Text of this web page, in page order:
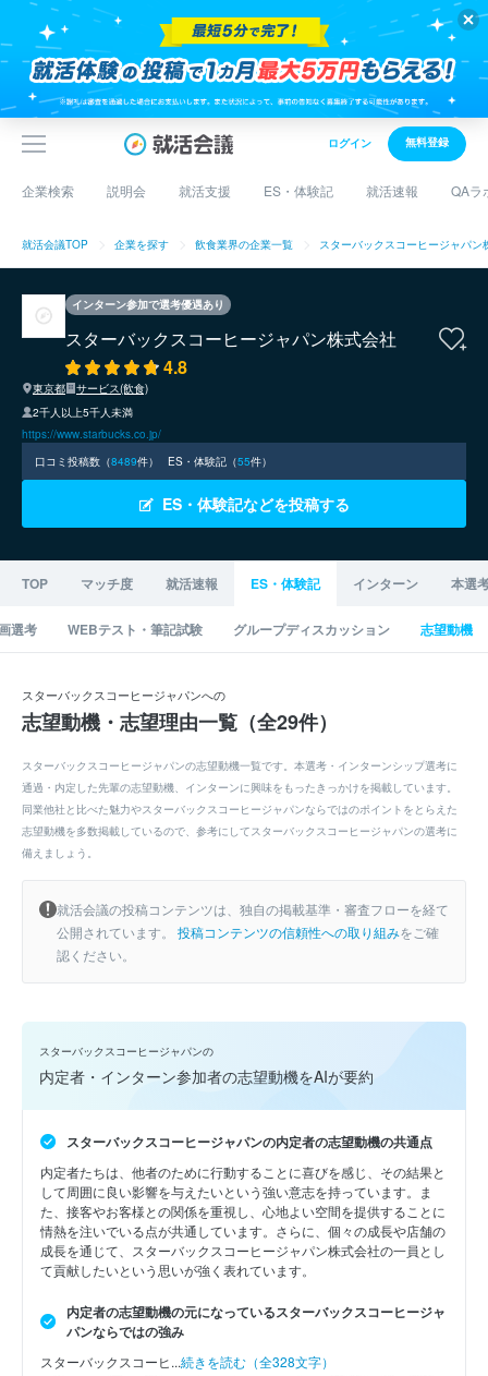
ログイン 無料登録
企業検索 説明会 就活支援 ES・体験記 就活速報 QAラ
就活会議TOP 企業を探す 飲食業界の企業一覧 スターバックスコーヒージャパン
インターン参加で選考優遇あり
スターバックスコーヒージャパン株式会社
4.8
東京都
サービス(飲食)
2千人以上5千人未満
https://www.starbucks.co.jp/
口コミ投稿数（8489件） ES・体験記（55件）
ES・体験記などを投稿する
TOP マッチ度 就活速報 ES・体験記 インターン 本選
選考 WEBテスト・筆記試験 グループディスカッション 志望動機
スターバックスコーヒージャパンへの
志望動機・志望理由一覧（全29件）
スターバックスコーヒージャパンの志望動機一覧です。本選考・インターンシップ選考に
通過・内定した先輩の志望動機、インターンに興味をもったきっかけを掲載しています。
同業他社と比べた魅力やスターバックスコーヒージャパンならではのポイントをとらえた
志望動機を多数掲載しているので、参考にしてスターバックスコーヒージャパンの選考に
備えましょう。
就活会議の投稿コンテンツは、独自の掲載基準・審査フローを経て
公開されています。 投稿コンテンツの信頼性への取り組みをご確
認ください。
スターバックスコーヒージャパンの
内定者・インターン参加者の志望動機をAIが要約
スターバックスコーヒージャパンの内定者の志望動機の共通点
内定者たちは、他者のために行動することに喜びを感じ、その結果と
して周囲に良い影響を与えたいという強い意志を持っています。ま
た、接客やお客様との関係を重視し、心地よい空間を提供することに
情熱を注いでいる点が共通しています。さらに、個々の成長や店舗の
成長を通じて、スターバックスコーヒージャパン株式会社の一員とし
て貢献したいという思いが強く表れています。
内定者の志望動機の元になっているスターバックスコーヒージャ
パンならではの強み
スターバックスコーヒ...続きを読む（全328文字）